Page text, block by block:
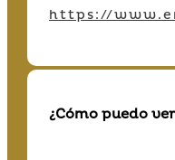
https://
¿Cómo puedo